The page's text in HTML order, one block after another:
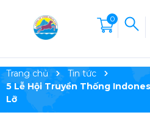
0
Trang chủ
Tin tức
5 Lễ Hội Truyền Thống
Lỡ